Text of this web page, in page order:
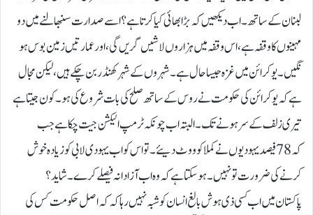
لبنان کے ساتھ۔اب دیکھیں کہ بڑا بھائی کیا کرتا ہے؟ اسے صدارت سنبھالنے میں دو
مہینوں کا وقفہ ہے، اس وقفہ میں ہزاروں لاشیں گریں گی، اور عمارتیں زمین بوس ہو
نگیں۔ یو کرائن میں غزہ جیسا حال ہے۔ شہروں کے شہر کھنڈر بن چکے ہیں، لیکن مجال
ہے کہ یو کرائن کی حکومت نے روس کے ساتھ صلح کی بات شروع کی ہو۔ کون جیتا ہے
تیری زلف کے سر ہونے تک۔البتہ اب چونکہ ٹرمپ الیکشن جیت چکا ہے جب
کہ 78فیصد یہودیوں نے کملا کو ووٹ دیئے۔ تو اس کو اب یہودی لابی کو زیادہ خوش
کرنے کی ضرورت تو نہیں۔ ہو سکتا ہے کہ وہ اب آزادانہ فیصلے کرے۔ شاید؟
پاکستان میں اب کسی ذی ہوش بالغ انسان کو شبہ نہیں رہا کہ کہ اصل حکومت کس کی